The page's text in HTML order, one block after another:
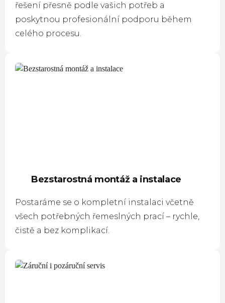
řešení přesně podle vašich potřeb a
poskytnou profesionální podporu během
celého procesu.
Bezstarostná montáž a instalace
Postaráme se o kompletní instalaci včetně
všech potřebných řemeslných prací – rychle,
čistě a bez komplikací.